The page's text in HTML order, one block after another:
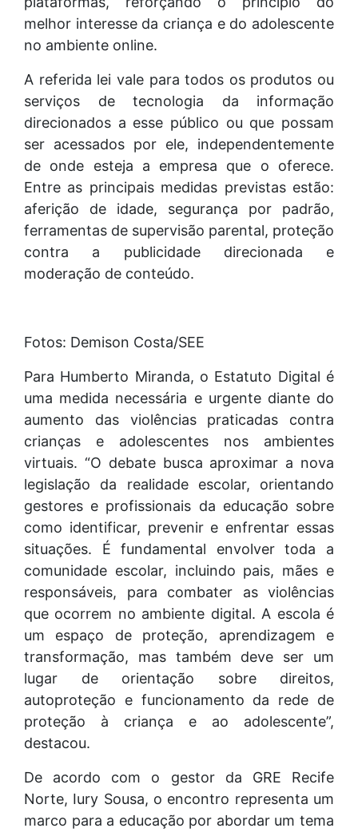
melhor interesse da criança e do adolescente
no ambiente online.
A referida lei vale para todos os produtos ou
serviços de tecnologia da informação
direcionados a esse público ou que possam
ser acessados por ele, independentemente
de onde esteja a empresa que o oferece.
Entre as principais medidas previstas estão:
aferição de idade, segurança por padrão,
ferramentas de supervisão parental, proteção
contra a publicidade direcionada e
moderação de conteúdo.
Fotos: Demison Costa/SEE
Para Humberto Miranda, o Estatuto Digital é
uma medida necessária e urgente diante do
aumento das violências praticadas contra
crianças e adolescentes nos ambientes
virtuais. “O debate busca aproximar a nova
legislação da realidade escolar, orientando
gestores e profissionais da educação sobre
como identificar, prevenir e enfrentar essas
situações. É fundamental envolver toda a
comunidade escolar, incluindo pais, mães e
responsáveis, para combater as violências
que ocorrem no ambiente digital. A escola é
um espaço de proteção, aprendizagem e
transformação, mas também deve ser um
lugar de orientação sobre direitos,
autoproteção e funcionamento da rede de
proteção à criança e ao adolescente”,
destacou.
De acordo com o gestor da GRE Recife
Norte, Iury Sousa, o encontro representa um
marco para a educação por abordar um tema